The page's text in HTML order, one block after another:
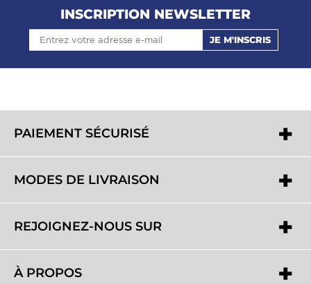
INSCRIPTION NEWSLETTER
JE M'INSCRIS
PAIEMENT SÉCURISÉ
MODES DE LIVRAISON
REJOIGNEZ-NOUS SUR
À PROPOS